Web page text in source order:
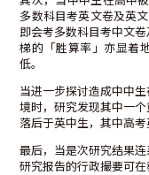
多数科目考英文卷及英
即会考多数科目考中文
梯的「胜算率」亦显着
低。
当进一步探讨造成中中
境时，研究发现其中一
落后于英中生，其中高考
最后，当是次研究结果
研究报告的行政撮要可